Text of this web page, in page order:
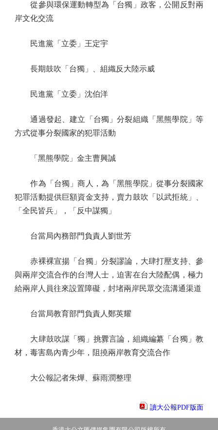
從參與環保運動轉型為「台獨」政客，公開反對兩
岸文化交流
民進黨「立委」王定宇
長期鼓吹「台獨」、組織反大陸示威
民進黨「立委」沈伯洋
通過發起、建立「台獨」分裂組織「黑熊學院」等
方式從事分裂國家的犯罪活動
「黑熊學院」金主曹興誠
作為「台獨」商人，為「黑熊學院」從事分裂國家
犯罪活動提供巨額資金支持，賣力鼓吹「以武拒統」、
「全民皆兵」，「反中謀獨」
台當局內務部門負責人劉世芳
赤裸裸宣揚「台獨」分裂謬論，大肆打壓支持、參
與兩岸交流合作的台灣人士，迫害在台大陸配偶，極力
給兩岸人員往來設置障礙，封堵兩岸民眾交流溝通渠道
台當局教育部門負責人鄭英耀
大肆鼓吹謀「獨」挑釁言論，組織編纂「台獨」教
材，毒害島內青少年，阻撓兩岸教育交流合作
大公報記者朱燁、蘇雨潤整理
讀大公報PDF版面